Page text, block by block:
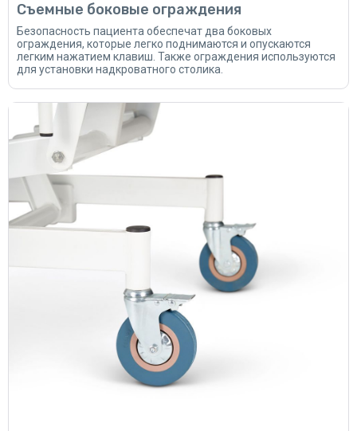
Съемные боковые ограждения
Безопасность пациента обеспечат два боковых
ограждения, которые легко поднимаются и опускаются
легким нажатием клавиш. Также ограждения используются
для установки надкроватного столика.